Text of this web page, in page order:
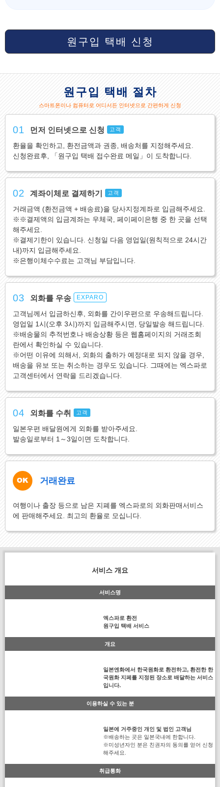
원구입 택배 신청
원구입 택배 절차
스마트폰이나 컴퓨터로 어디서든 인터넷으로 간편하게 신청
01 먼저 인터넷으로 신청 고객
환율을 확인하고, 환전금액과 권종, 배송처를 지정해주세요.
신청완료후, 「원구입 택배 접수완료 메일」이 도착합니다.
02 계좌이체로 결제하기 고객
거래금액 (환전금액 + 배송료)을 당사지정계좌로 입금해주세요.
※※결제액의 입금계좌는 우체국, 페이페이은행 중 한 곳을 선택
해주세요.
※결제기한이 있습니다. 신청일 다음 영업일(원칙적으로 24시간
내)까지 입금해주세요.
※은행이체수수료는 고객님 부담입니다.
03 외화를 우송 EXPARO
고객님께서 입금하신후, 외화를 간이우편으로 우송해드립니다.
영업일 1시(오후 3시)까지 입금해주시면, 당일발송 해드립니다.
※배송물의 추적번호나 배송상황 등은 웹홈페이지의 거래조회
란에서 확인하실 수 있습니다.
※어떤 이유에 의해서, 외화의 출하가 예정대로 되지 않을 경우,
배송을 유보 또는 취소하는 경우도 있습니다. 그때에는 엑스파로
고객센터에서 연락을 드리겠습니다.
04 외화를 수취 고객
일본우편 배달원에게 외화를 받아주세요.
발송일로부터 1～3일이면 도착합니다.
거래완료
여행이나 출장 등으로 남은 지폐를 엑스파로의 외화판매서비스
에 판매해주세요. 최고의 환율로 모십니다.
서비스 개요
서비스명
엑스파로 환전
원구입 택배 서비스
개요
일본엔화에서 한국원화로 환전하고, 환전한 한
국원화 지페를 지정된 장소로 배달하는 서비스
입니다.
이용하실 수 있는 분
일본에 거주중인 개인 및 법인 고객님
※배송하는 곳은 일본국내에 한합니다.
※미성년자인 분은 친권자의 동의를 얻어 신청
해주세요.
취급통화